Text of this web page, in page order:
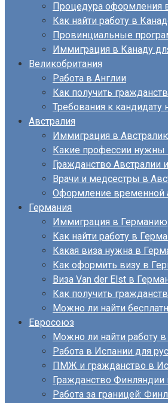
Процедура оформления
Как найти работу в
Провинциальные
Иммиграция в Канаду
Великобритания
Работа в Англии
Как получить
Требования к кандидату
Австралия
Иммиграция в
Какие профессии нужны
Гражданство Австралии
Врачи и медсестры в
Оформление временной
Германия
Иммиграция в Германию
Как найти работу в
Какая виза нужна в
Как оформить визу в
Виза Van der Elst в
Как получить
Можно ли найти
Евросоюз
Можно ли найти работу
Работа в Испании для
ПМЖ и гражданство в
Гражданство Финляндии
Работа за границей: